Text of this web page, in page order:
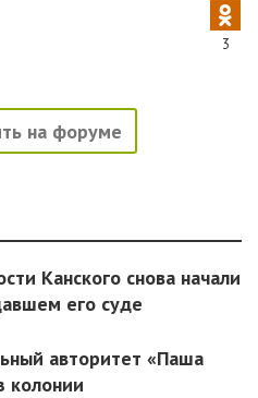
3
на форуме
Канского снова начали
его суде
авторитет «Паша
колонии